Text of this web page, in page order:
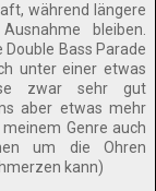
während längere
bleiben.
Bass Parade
unter einer etwas
zwar sehr gut
aber etwas mehr
Genre auch
um die Ohren
kann)